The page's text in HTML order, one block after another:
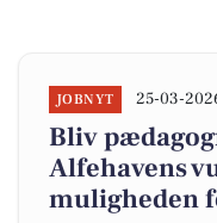
JOBNYT 25-03-
Bliv
Alfehavens
muligheden